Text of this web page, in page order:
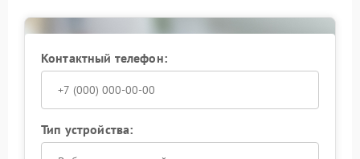
Контактный телефон:
Тип устройства: